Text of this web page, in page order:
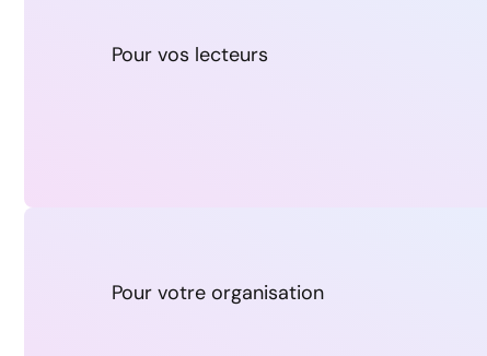
Pour vos lecteurs
Pour votre organisation